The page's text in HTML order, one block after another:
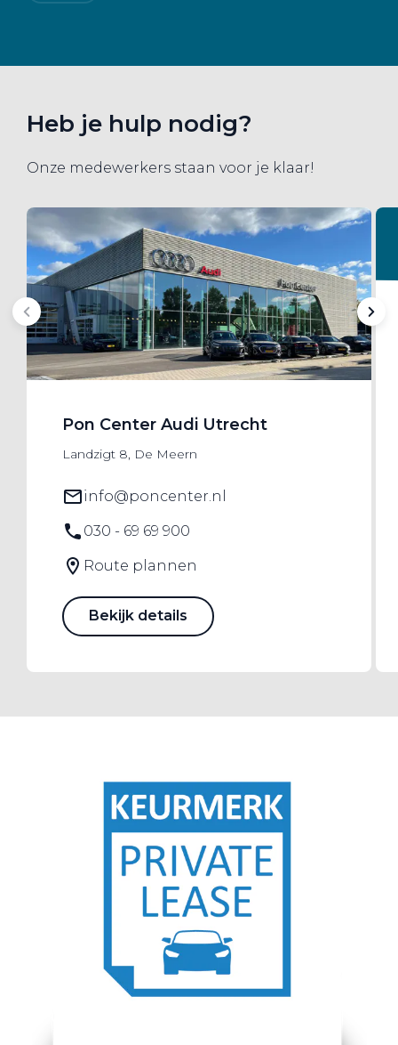
Heb je hulp nodig?
Onze medewerkers staan voor je klaar!
Pon Center Audi Utrecht
Landzigt 8, De Meern
info@poncenter.nl
030 - 69 69 900
Route plannen
Bekijk details